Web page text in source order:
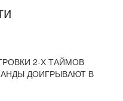
2-Х ТАЙМОВ
ДОИГРЫВАЮТ В